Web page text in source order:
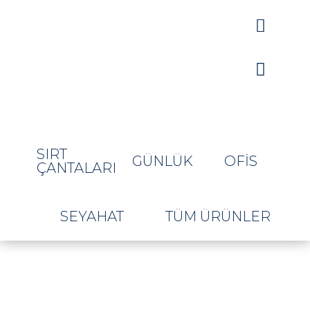


SIRT
ÇANTALARI
GÜNLÜK OFIS
SEYAHAT TÜM ÜRÜNLER